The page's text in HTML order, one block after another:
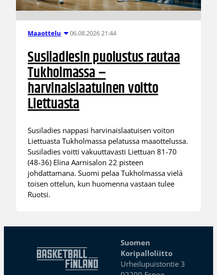
Maaottelu 06.08.2026 21:44
Susiladiesin puolustus rautaa
Tukholmassa –
harvinaislaatuinen voitto
Liettuasta
Susiladies nappasi harvinaislaatuisen voiton
Liettuasta Tukholmassa pelatussa maaottelussa.
Susiladies voitti vakuuttavasti Liettuan 81-70
(48-36) Elina Aarnisalon 22 pisteen
johdattamana. Suomi pelaa Tukholmassa vielä
toisen ottelun, kun huomenna vastaan tulee
Ruotsi.
Suomen
Koripalloliitto
Urheilupuistontie 3